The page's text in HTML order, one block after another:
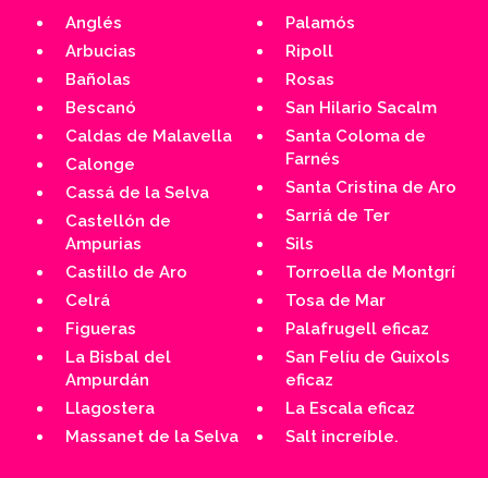
Anglés
Arbucias
Bañolas
Bescanó
Caldas de Malavella
Calonge
Cassá de la Selva
Castellón de
Ampurias
Castillo de Aro
Celrá
Figueras
La Bisbal del
Ampurdán
Llagostera
Massanet de la Selva
Palamós
Ripoll
Rosas
San Hilario Sacalm
Santa Coloma de
Farnés
Santa Cristina de Aro
Sarriá de Ter
Sils
Torroella de Montgrí
Tosa de Mar
Palafrugell eficaz
San Felíu de Guixols
eficaz
La Escala eficaz
Salt increíble.